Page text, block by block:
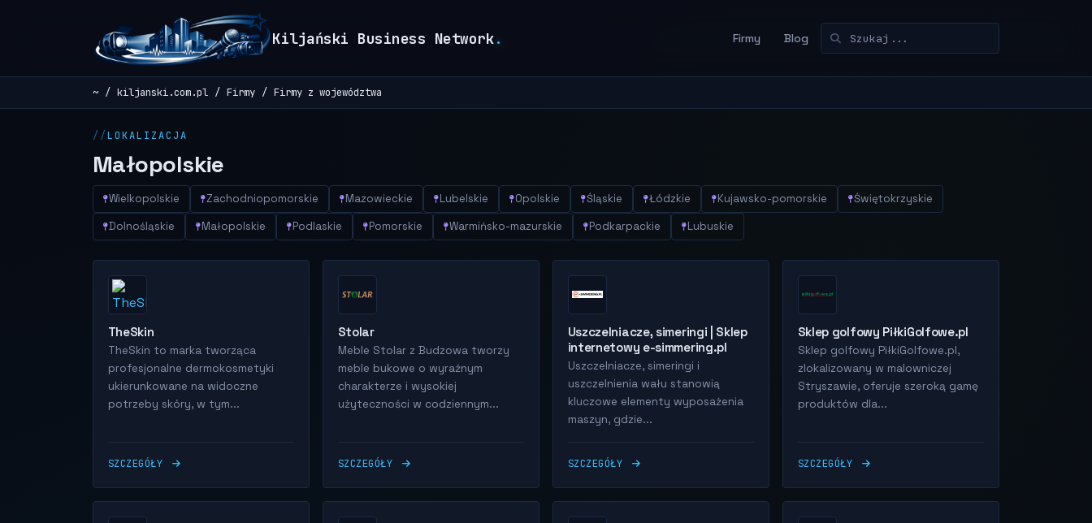
Kiljański Business Network. Firmy Blog
~ kiljanski.com.pl Firmy Firmy z województwa
LOKALIZACJA
Małopolskie
Wielkopolskie Zachodniopomorskie Mazowieckie Lubelskie Opolskie Śląskie Łódzkie Kujawsko-pomorskie Świętokrzyskie
Dolnośląskie Małopolskie Podlaskie Pomorskie Warmińsko-mazurskie Podkarpackie Lubuskie
TheSkin
TheSkin to marka tworząca
profesjonalne dermokosmetyki
ukierunkowane na widoczne
potrzeby skóry, w tym...
SZCZEGÓŁY
Stolar
Meble Stolar z Budzowa tworzy
meble bukowe o wyraźnym
charakterze i wysokiej
użyteczności w codziennym...
SZCZEGÓŁY
Uszczelniacze, simeringi | Sklep
internetowy e-simmering.pl
Uszczelniacze, simeringi i
uszczelnienia wału stanowią
kluczowe elementy wyposażenia
maszyn, gdzie...
SZCZEGÓŁY
Sklep golfowy PiłkiGolfowe.pl
Sklep golfowy PiłkiGolfowe.pl,
zlokalizowany w malowniczej
Stryszawie, oferuje szeroką gamę
produktów dla...
SZCZEGÓŁY